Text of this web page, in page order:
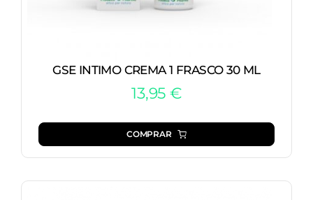
GSE INTIMO CREMA 1 FRASCO 30 ML
13,95 €
COMPRAR